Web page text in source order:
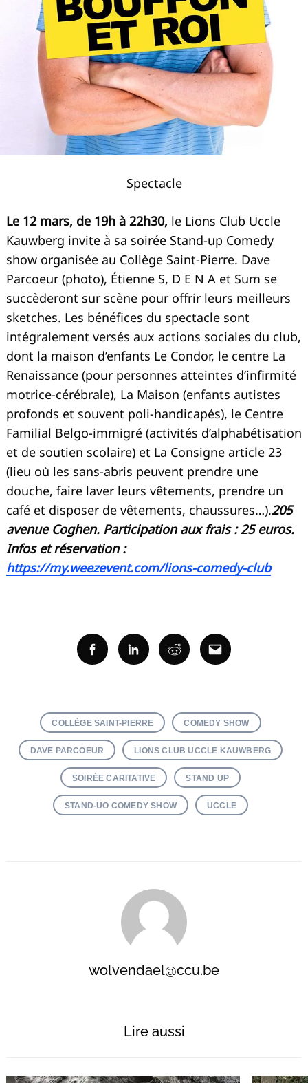
Spectacle
Le 12 mars, de 19h à 22h30, le Lions Club Uccle
Kauwberg invite à sa soirée Stand-up Comedy
show organisée au Collège Saint-Pierre. Dave
Parcoeur (photo), Étienne S, D E N A et Sum se
succèderont sur scène pour offrir leurs meilleurs
sketches. Les bénéfices du spectacle sont
intégralement versés aux actions sociales du club,
dont la maison d’enfants Le Condor, le centre La
Renaissance (pour personnes atteintes d’infirmité
motrice-cérébrale), La Maison (enfants autistes
profonds et souvent poli-handicapés), le Centre
Familial Belgo-immigré (activités d’alphabétisation
et de soutien scolaire) et La Consigne article 23
(lieu où les sans-abris peuvent prendre une
douche, faire laver leurs vêtements, prendre un
café et disposer de vêtements, chaussures…).205
avenue Coghen. Participation aux frais : 25 euros.
Infos et réservation :
https://my.weezevent.com/lions-comedy-club
FacebookLinkedinRedditEmail
COLLÈGE SAINT-PIERRE COMEDY SHOW
DAVE PARCOEUR LIONS CLUB UCCLE KAUWBERG
SOIRÉE CARITATIVE STAND UP
STAND-UO COMEDY SHOW UCCLE
wolvendael@ccu.be
Lire aussi